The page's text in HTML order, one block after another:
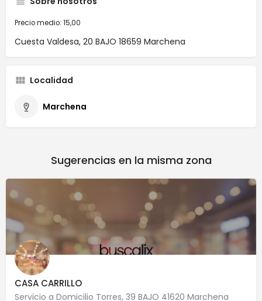
Precio medio: 15,00
Cuesta Valdesa, 20 BAJO 18659 Marchena
Localidad
Marchena
Sugerencias en la misma zona
CASA CARRILLO
Servicio a Domicilio Torres, 39 BAJO 41620 Marchena